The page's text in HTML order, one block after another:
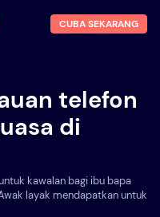
CUBA SEKARANG
telefon
di
kawalan bagi ibu bapa
layak mendapatkan untuk